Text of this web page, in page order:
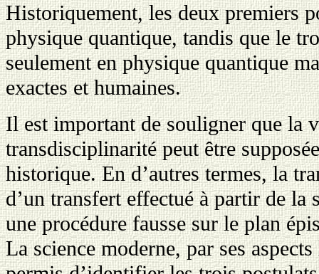
Historiquement, les deux premiers
physique quantique, tandis que le
seulement en physique quantique
exactes et humaines.
Il est important de souligner que la
transdisciplinarité peut être
historique. En d’autres termes, la
d’un transfert effectué à partir de la
une procédure fausse sur le plan
La science moderne, par ses